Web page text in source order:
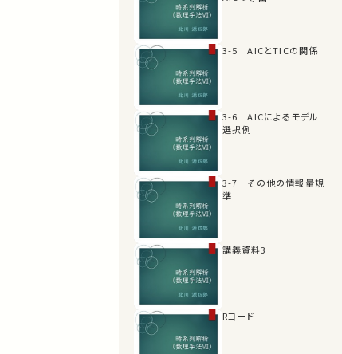
3-5 AICとTICの関係
3-6 AICによるモデル
選択例
3-7 その他の情報量規
準
講義資料3
Rコード